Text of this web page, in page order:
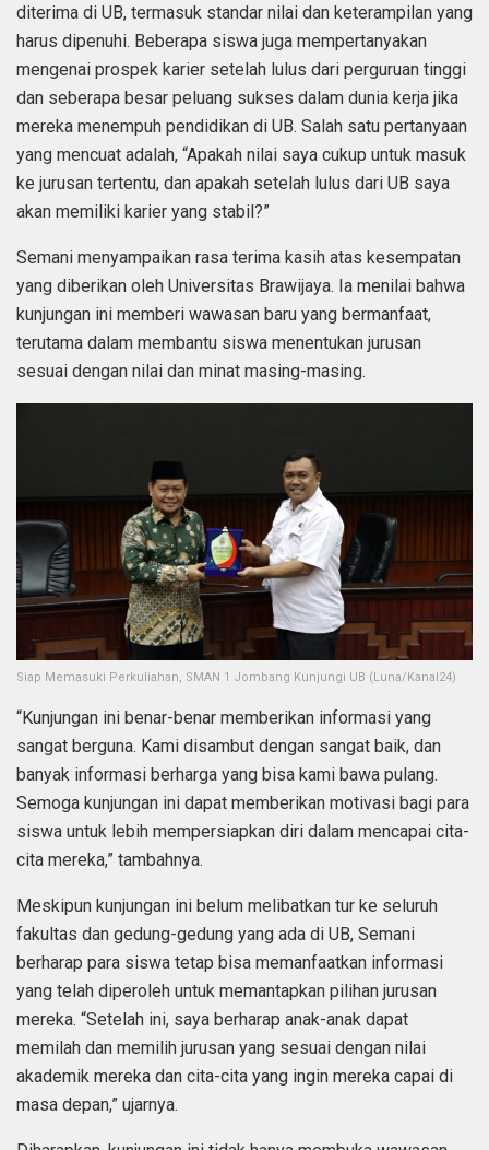
diterima di UB, termasuk standar nilai dan keterampilan yang
harus dipenuhi. Beberapa siswa juga mempertanyakan
mengenai prospek karier setelah lulus dari perguruan tinggi
dan seberapa besar peluang sukses dalam dunia kerja jika
mereka menempuh pendidikan di UB. Salah satu pertanyaan
yang mencuat adalah, “Apakah nilai saya cukup untuk masuk
ke jurusan tertentu, dan apakah setelah lulus dari UB saya
akan memiliki karier yang stabil?”
Semani menyampaikan rasa terima kasih atas kesempatan
yang diberikan oleh Universitas Brawijaya. Ia menilai bahwa
kunjungan ini memberi wawasan baru yang bermanfaat,
terutama dalam membantu siswa menentukan jurusan
sesuai dengan nilai dan minat masing-masing.
Siap Memasuki Perkuliahan, SMAN 1 Jombang Kunjungi UB (Luna/Kanal24)
“Kunjungan ini benar-benar memberikan informasi yang
sangat berguna. Kami disambut dengan sangat baik, dan
banyak informasi berharga yang bisa kami bawa pulang.
Semoga kunjungan ini dapat memberikan motivasi bagi para
siswa untuk lebih mempersiapkan diri dalam mencapai cita-
cita mereka,” tambahnya.
Meskipun kunjungan ini belum melibatkan tur ke seluruh
fakultas dan gedung-gedung yang ada di UB, Semani
berharap para siswa tetap bisa memanfaatkan informasi
yang telah diperoleh untuk memantapkan pilihan jurusan
mereka. “Setelah ini, saya berharap anak-anak dapat
memilah dan memilih jurusan yang sesuai dengan nilai
akademik mereka dan cita-cita yang ingin mereka capai di
masa depan,” ujarnya.